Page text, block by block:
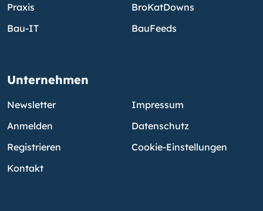
Praxis
Bau-IT
BroKatDowns
BauFeeds
Unternehmen
Newsletter
Anmelden
Registrieren
Kontakt
Impressum
Datenschutz
Cookie-Einstellungen